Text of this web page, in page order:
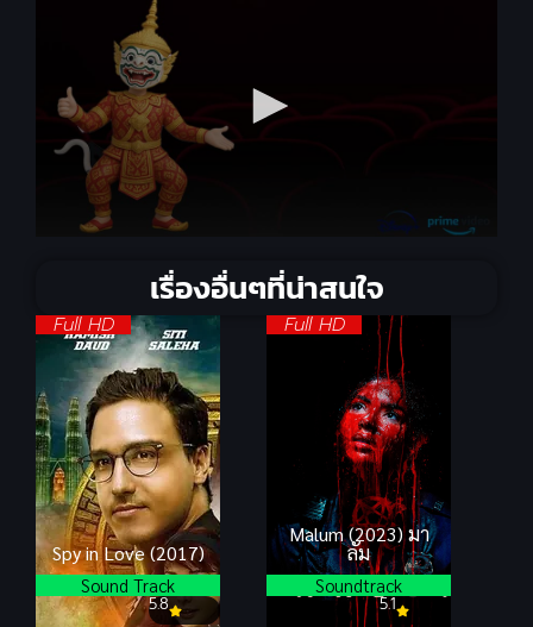
เรื่องอื่นๆที่น่าสนใจ
Full HD
Spy in Love (2017)
5.8
Sound Track
Full HD
Malum (2023) มา
ลัม
5.1
Soundtrack